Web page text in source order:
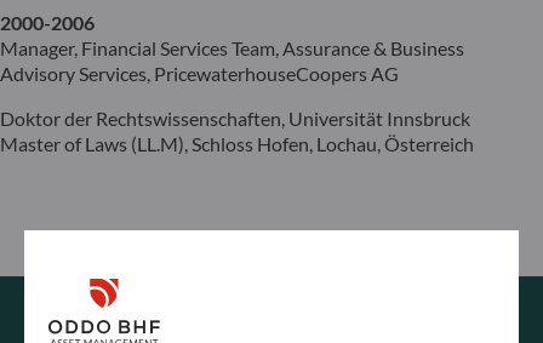
2000-2006
Manager, Financial Services Team, Assurance & Business
Advisory Services, PricewaterhouseCoopers AG
Doktor der Rechtswissenschaften, Universität Innsbruck
Master of Laws (LL.M), Schloss Hofen, Lochau, Österreich